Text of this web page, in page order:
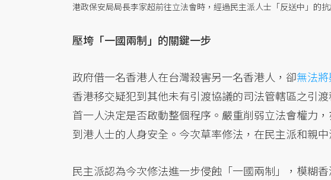
港政保安局局長李家超前往立法會時，經過民主派人士「反送中」的
壓垮「一國兩制」的關鍵一步
政府借一名香港人在台灣殺害另一名香港人，卻無法
香港移交疑犯到其他未有引渡協議的司法管轄區之引
首一人決定是否啟動整個程序。嚴重削弱立法會權力
到港人士的人身安全。今次草率修法，在民主派和親
民主派認為今次修法進一步侵蝕「一國兩制」，模糊